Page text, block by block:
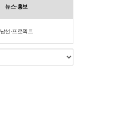
뉴스·홍보
납선·프로젝트